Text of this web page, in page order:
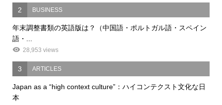
2 BUSINESS
年末調整書類の英語版は？（中国語・ポルトガル語・スペイン
語・...
28,953 views
3 ARTICLES
Japan as a “high context culture”：ハイコンテクスト文化な日
本